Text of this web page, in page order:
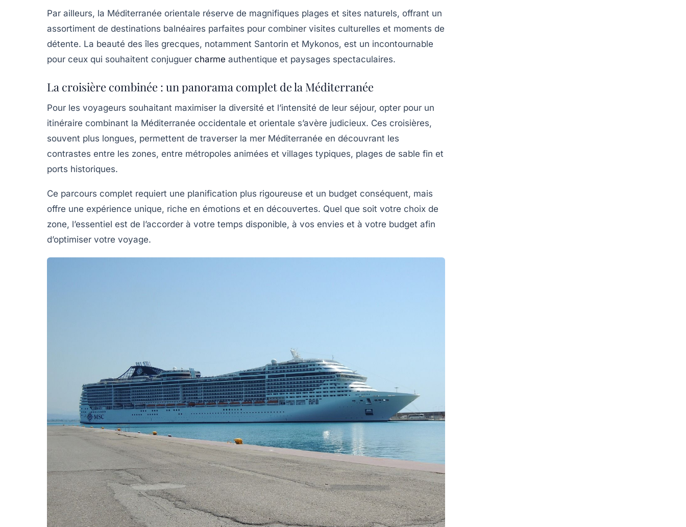
Par ailleurs, la Méditerranée orientale réserve de magnifiques plages et sites naturels, offrant un
assortiment de destinations balnéaires parfaites pour combiner visites culturelles et moments de
détente. La beauté des îles grecques, notamment Santorin et Mykonos, est un incontournable
pour ceux qui souhaitent conjuguer charme authentique et paysages spectaculaires.
La croisière combinée : un panorama complet de la Méditerranée
Pour les voyageurs souhaitant maximiser la diversité et l’intensité de leur séjour, opter pour un
itinéraire combinant la Méditerranée occidentale et orientale s’avère judicieux. Ces croisières,
souvent plus longues, permettent de traverser la mer Méditerranée en découvrant les
contrastes entre les zones, entre métropoles animées et villages typiques, plages de sable fin et
ports historiques.
Ce parcours complet requiert une planification plus rigoureuse et un budget conséquent, mais
offre une expérience unique, riche en émotions et en découvertes. Quel que soit votre choix de
zone, l’essentiel est de l’accorder à votre temps disponible, à vos envies et à votre budget afin
d’optimiser votre voyage.